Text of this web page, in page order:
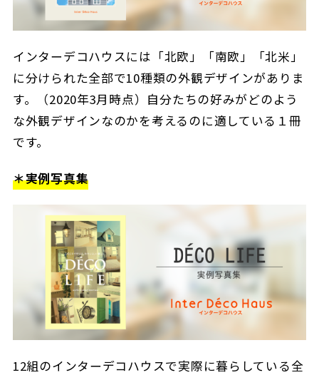
インターデコハウスには「北欧」「南欧」「北米」
に分けられた全部で10種類の外観デザインがありま
す。（2020年3月時点）自分たちの好みがどのよう
な外観デザインなのかを考えるのに適している１冊
です。
＊実例写真集
12組のインターデコハウスで実際に暮らしている全